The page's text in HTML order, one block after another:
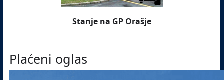
Stanje na GP Orašje
Plaćeni oglas